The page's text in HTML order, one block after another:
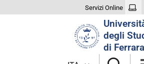
Servizi Online
degli
di Ferrara
Cambia lingua